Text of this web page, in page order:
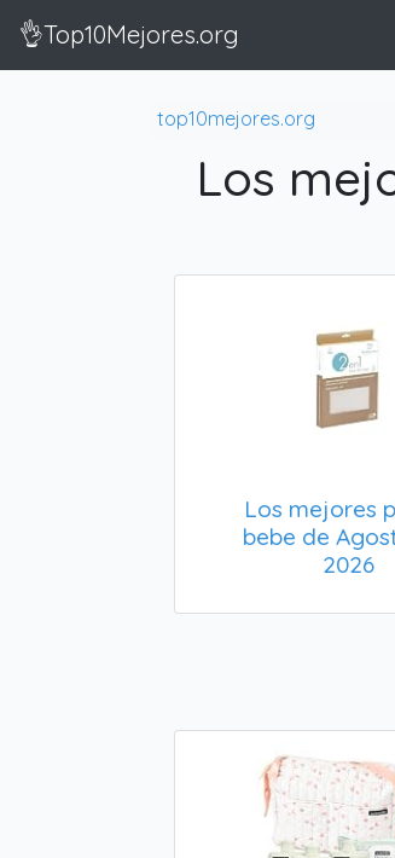
👌Top10Mejores.org
top10mejores.org
Los
Los mejores
bebe de
2026